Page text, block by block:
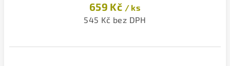
659 Kč / ks
545 Kč bez DPH